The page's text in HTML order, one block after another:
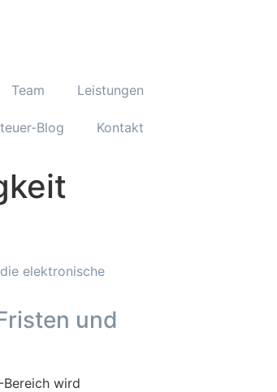
Team Leistungen
Blog Kontakt
und
wird